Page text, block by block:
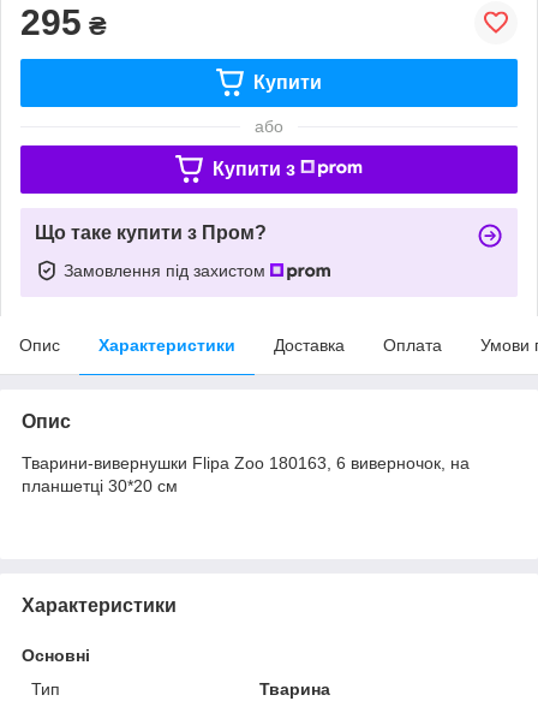
295 ₴
Купити
або
Купити з
Що таке купити з Пром?
Замовлення під захистом
Опис Характеристики Доставка Оплата Умови
Опис
Тварини-вивернушки Flipa Zoo 180163, 6 виверночок, на
планшетці 30*20 см
Характеристики
Основні
Тип
Тварина